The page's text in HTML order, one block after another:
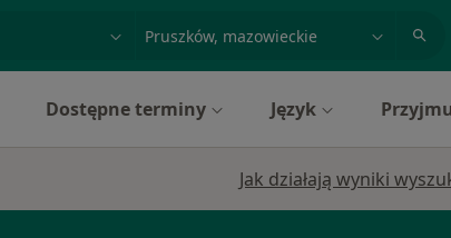
miasto lub dzielnica
Dostępne terminy Język
Jak działają wyniki